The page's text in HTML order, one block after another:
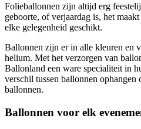
Folieballonnen zijn altijd erg
geboorte, of verjaardag is, het
elke gelegenheid geschikt.
Ballonnen zijn er in alle kleuren en
helium. Met het verzorgen van
Ballonland een ware specialiteit in
verschil tussen ballonnen ophangen
ballonnen.
Ballonnen voor elk